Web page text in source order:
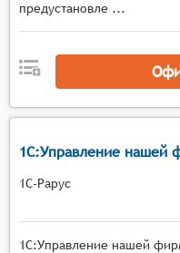
Помогать
финансового
отчётного
Предоставлять
отслеживания
показателей
предустановле ...
1С:Управление нашей
1С-Рарус
1С:Управление нашей